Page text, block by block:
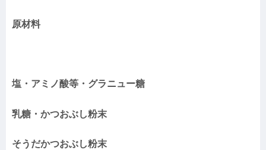
原材料
塩・アミノ酸等・グラニュー糖
乳糖・かつおぶし粉末
そうだかつおぶし粉末